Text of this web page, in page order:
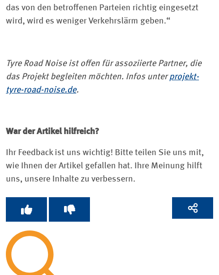
das von den betroffenen Parteien richtig eingesetzt
wird, wird es weniger Verkehrslärm geben.“
Tyre Road Noise ist offen für assoziierte Partner, die
das Projekt begleiten möchten. Infos unterprojekt-
tyre-road-noise.de.
War der Artikel hilfreich?
Ihr Feedback ist uns wichtig! Bitte teilen Sie uns mit,
wie Ihnen der Artikel gefallen hat. Ihre Meinung hilft
uns, unsere Inhalte zu verbessern.